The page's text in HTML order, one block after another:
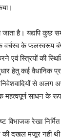
जाता है। यद्यपि
के फलस्वरूप
एवं स्त्रियों
हेतु कई वैधानिक
से
महत्वपूर्ण साधन के
विभाजक रेखा
मंजूर नहीं थी। एक